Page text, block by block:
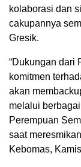
kolaborasi dan
cakupannya
Gresik.
“Dukungan dari
komitmen
akan
melalui
Perempuan
saat
Kebomas,